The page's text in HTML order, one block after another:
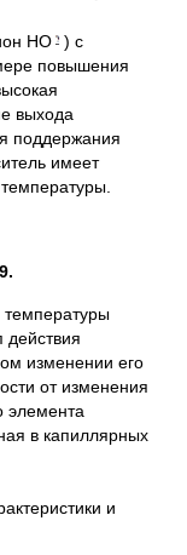
НО
) с
повышения
выхода
поддержания
имеет
изменении его
от изменения
элемента
в капиллярных
и